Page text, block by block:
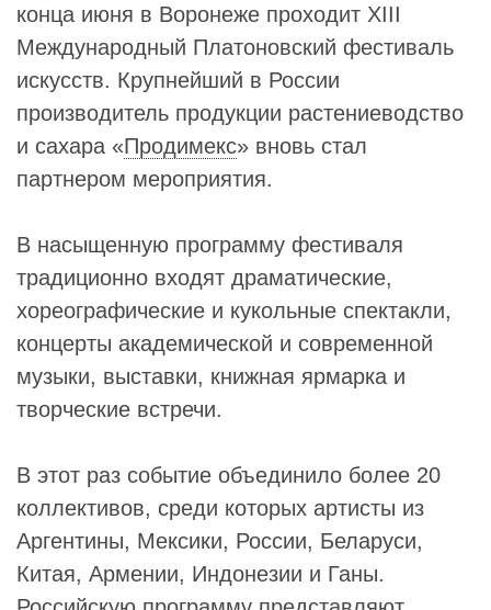
конца июня в Воронеже проходит XIII
Международный Платоновский фестиваль
искусств. Крупнейший в России
производитель продукции растениеводство
и сахара «Продимекс» вновь стал
партнером мероприятия.
В насыщенную программу фестиваля
традиционно входят драматические,
хореографические и кукольные спектакли,
концерты академической и современной
музыки, выставки, книжная ярмарка и
творческие встречи.
В этот раз событие объединило более 20
коллективов, среди которых артисты из
Аргентины, Мексики, России, Беларуси,
Китая, Армении, Индонезии и Ганы.